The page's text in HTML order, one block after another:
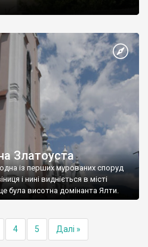
Златоуста
із перших мурованих споруд
і нині видніється в місті
була висотна домінанта Ялти.
4 5 Далі »